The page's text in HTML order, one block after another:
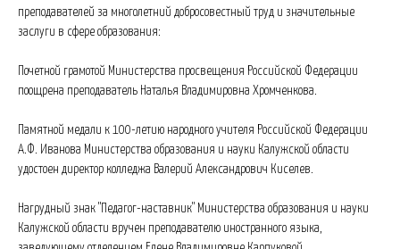
преподавателей за многолетний добросовестный труд и значительные
заслуги в сфере образования:
Почетной грамотой Министерства просвещения Российской Федерации
поощрена преподаватель Наталья Владимировна Хромченкова.
Памятной медали к 100-летию народного учителя Российской Федерации
А.Ф. Иванова Министерства образования и науки Калужской области
удостоен директор колледжа Валерий Александрович Киселев.
Нагрудный знак "Педагог-наставник" Министерства образования и науки
Калужской области вручен преподавателю иностранного языка,